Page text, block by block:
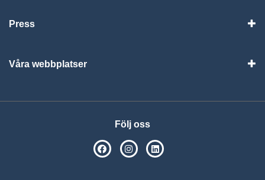
Press
Våra webbplatser
Följ oss
SPSM på Facebook
SPSM på Instagram